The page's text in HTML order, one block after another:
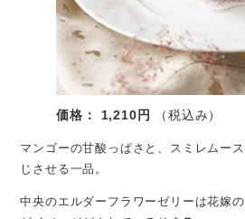
価格： 1,210円 （税込み）
マンゴーの甘酸っぱさと、スミレムー
じさせる一品。
中央のエルダーフラワーゼリーは花嫁